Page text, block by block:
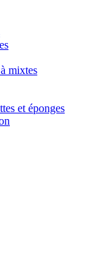
mixtes
et éponges